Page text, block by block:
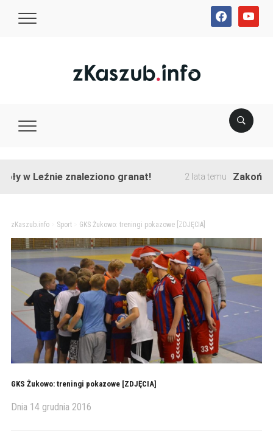
facebookyoutube
znaleziono granat! 2 lata temu Zakończono
zKaszub.info> Sport> GKS Żukowo: treningi pokazowe [ZDJĘCIA]
GKS Żukowo: treningi pokazowe [ZDJĘCIA]
Dnia 14 grudnia 2016